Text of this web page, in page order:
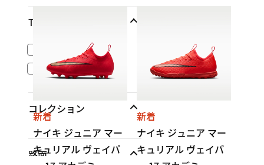
Tier
アカデミー
コレクション
路面
新着
ナイキ ジュニア マー
キュリアル ヴェイパ
新着
ナイキ ジュニア マー
キュリアル ヴェイパ